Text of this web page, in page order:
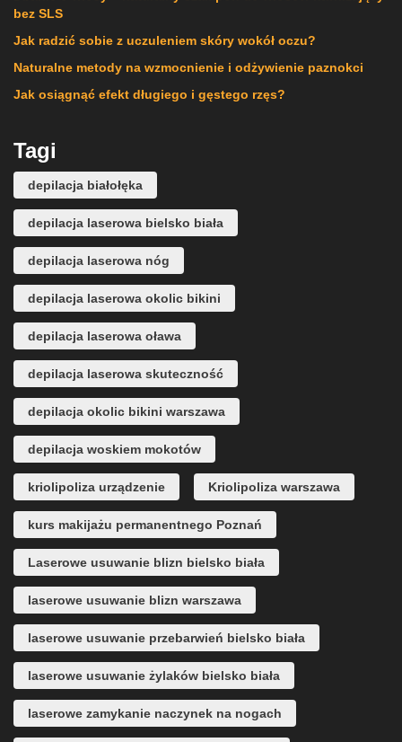
bez SLS
Jak radzić sobie z uczuleniem skóry wokół oczu?
Naturalne metody na wzmocnienie i odżywienie paznokci
Jak osiągnąć efekt długiego i gęstego rzęs?
Tagi
depilacja białołęka
depilacja laserowa bielsko biała
depilacja laserowa nóg
depilacja laserowa okolic bikini
depilacja laserowa oława
depilacja laserowa skuteczność
depilacja okolic bikini warszawa
depilacja woskiem mokotów
kriolipoliza urządzenie Kriolipoliza warszawa
kurs makijażu permanentnego Poznań
Laserowe usuwanie blizn bielsko biała
laserowe usuwanie blizn warszawa
laserowe usuwanie przebarwień bielsko biała
laserowe usuwanie żylaków bielsko biała
laserowe zamykanie naczynek na nogach